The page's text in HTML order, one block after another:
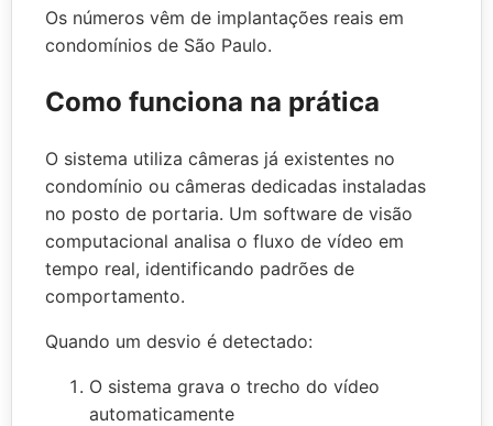
Os números vêm de implantações reais em
condomínios de São Paulo.
Como funciona na prática
O sistema utiliza câmeras já existentes no
condomínio ou câmeras dedicadas instaladas
no posto de portaria. Um software de visão
computacional analisa o fluxo de vídeo em
tempo real, identificando padrões de
comportamento.
Quando um desvio é detectado:
O sistema grava o trecho do vídeo
automaticamente